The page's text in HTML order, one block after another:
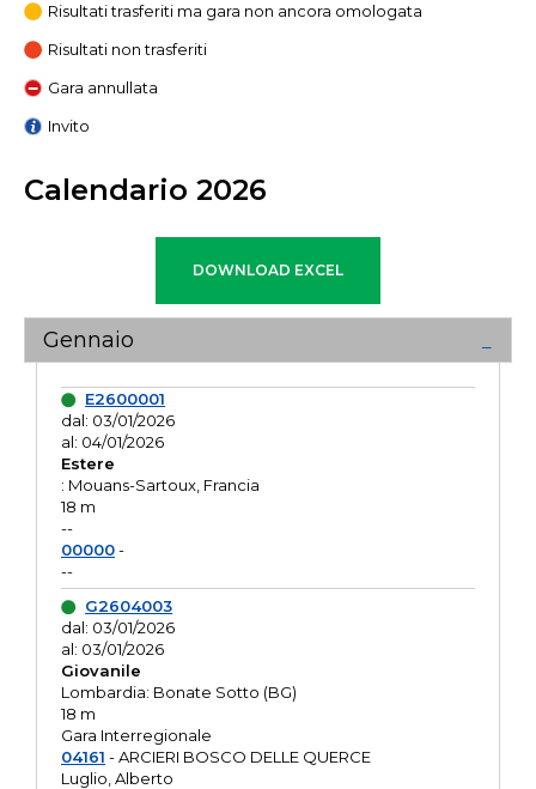
Risultati trasferiti ma gara non ancora omologata
Risultati non trasferiti
Gara annullata
Invito
Calendario 2026
Gennaio
E2600001
dal: 03/01/2026
al: 04/01/2026
Estere
: Mouans-Sartoux, Francia
18 m
--
00000-
--
G2604003
dal: 03/01/2026
al: 03/01/2026
Giovanile
Lombardia: Bonate Sotto (BG)
18 m
Gara Interregionale
04161 - ARCIERI BOSCO DELLE QUERCE
Luglio, Alberto